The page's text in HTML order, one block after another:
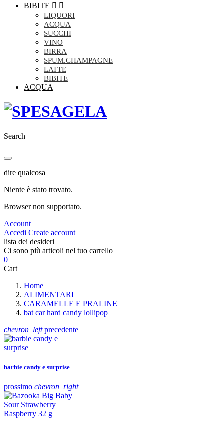
BIBITE  
LIQUORI
ACQUA
SUCCHI
VINO
BIRRA
SPUM.CHAMPAGNE
LATTE
BIBITE
ACQUA
Search
dire qualcosa
Niente è stato trovato.
Browser non supportato.
Account
Accedi Create account
lista dei desideri
Ci sono più articoli nel tuo carrello
0
Cart
Home
ALIMENTARI
CARAMELLE E PRALINE
bat car hard candy lollipop
chevron_leftprecedente
barbie candy e surprise
prossimo chevron_right